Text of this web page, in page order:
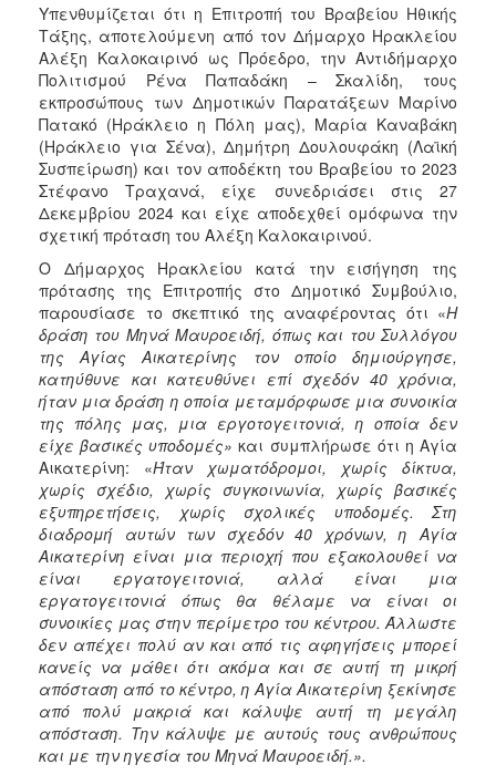
ΤΟΠΟΣ
ΠΟΛΙΤΙΣΜΟΣ
ΑΝΘΕΚΤΙΚΗ
ΠΟΛΗ
Υπενθυμίζεται ότι η Επιτροπή του Βραβείου Ηθικής
Τάξης, αποτελούμενη από τον Δήμαρχο Ηρακλείου
Αλέξη Καλοκαιρινό ως Πρόεδρο, την Αντιδήμαρχο
Πολιτισμού Ρένα Παπαδάκη – Σκαλίδη, τους
εκπροσώπους των Δημοτικών Παρατάξεων Μαρίνο
Πατακό (Ηράκλειο η Πόλη μας), Μαρία Καναβάκη
(Ηράκλειο για Σένα), Δημήτρη Δουλουφάκη (Λαϊκή
Συσπείρωση) και τον αποδέκτη του Βραβείου το 2023
Στέφανο Τραχανά, είχε συνεδριάσει στις 27
Δεκεμβρίου 2024 και είχε αποδεχθεί ομόφωνα την
σχετική πρόταση του Αλέξη Καλοκαιρινού.
Ο Δήμαρχος Ηρακλείου κατά την εισήγηση της
πρότασης της Επιτροπής στο Δημοτικό Συμβούλιο,
παρουσίασε το σκεπτικό της αναφέροντας ότι «Η
δράση του Μηνά Μαυροειδή, όπως και του Συλλόγου
της Αγίας Αικατερίνης τον οποίο δημιούργησε,
κατηύθυνε και κατευθύνει επί σχεδόν 40 χρόνια,
ήταν μια δράση η οποία μεταμόρφωσε μια συνοικία
της πόλης μας, μια εργοτογειτονιά, η οποία δεν
είχε βασικές υποδομές» και συμπλήρωσε ότι η Αγία
Αικατερίνη: «Ήταν χωματόδρομοι, χωρίς δίκτυα,
χωρίς σχέδιο, χωρίς συγκοινωνία, χωρίς βασικές
εξυπηρετήσεις, χωρίς σχολικές υποδομές. Στη
διαδρομή αυτών των σχεδόν 40 χρόνων, η Αγία
Αικατερίνη είναι μια περιοχή που εξακολουθεί να
είναι εργατογειτονιά, αλλά είναι μια
εργατογειτονιά όπως θα θέλαμε να είναι οι
συνοικίες μας στην περίμετρο του κέντρου. Άλλωστε
δεν απέχει πολύ αν και από τις αφηγήσεις μπορεί
κανείς να μάθει ότι ακόμα και σε αυτή τη μικρή
απόσταση από το κέντρο, η Αγία Αικατερίνη ξεκίνησε
από πολύ μακριά και κάλυψε αυτή τη μεγάλη
απόσταση. Την κάλυψε με αυτούς τους ανθρώπους
και με την ηγεσία του Μηνά Μαυροειδή.».